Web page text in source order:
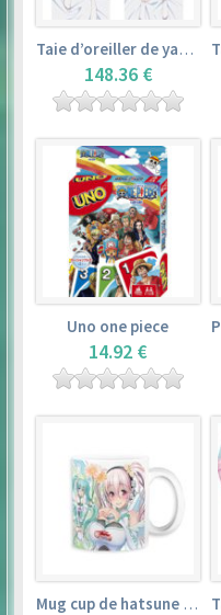
Taie d’oreiller de yamada elf – eromanga sensei
148.36 €
Uno one piece
14.92 €
Mug cup de hatsune miku & super sonico – vocaloid